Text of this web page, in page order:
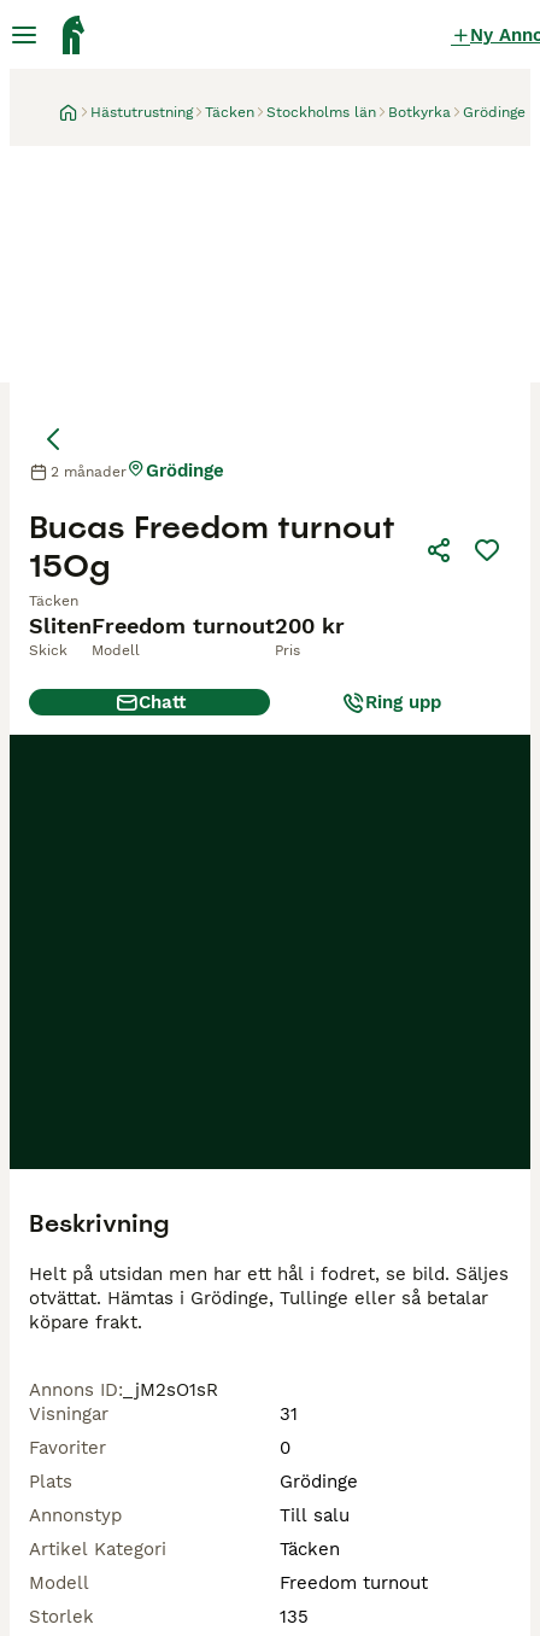
Ny
Hästutrustning Täcken Stockholms län Botkyrka Grödinge
Sliten
Skick
Freedom turnout
Modell
200 kr
Pris
Bucas Freedom turnout
150g
Täcken
2 månader Grödinge
Chatt Ring upp
Beskrivning
Helt på utsidan men har ett hål i fodret, se bild. Säljes
otvättat. Hämtas i Grödinge, Tullinge eller så betalar
köpare frakt.
Annons ID: _jM2sO1sR
Visningar
31
Favoriter
0
Plats
Grödinge
Annonstyp
Till salu
Artikel Kategori
Täcken
Modell
Freedom turnout
Storlek
135